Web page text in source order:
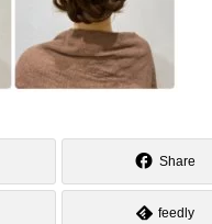
Share
feedly